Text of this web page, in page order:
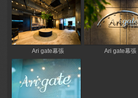
Ari gate幕張 Ari gate幕張